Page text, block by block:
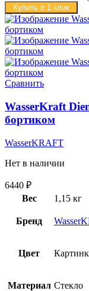
Купить в 1 клик
Сравнить
WasserKraft
бортиком
WasserKRAFT
Нет в наличии
6440 ₽
Вес
1,15 кг
Бренд
Цвет
Материал Стекло